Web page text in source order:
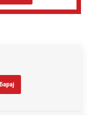
Барај